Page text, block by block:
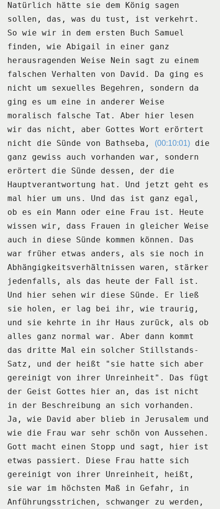
Natürlich hätte sie dem König sagen
sollen, das, was du tust, ist verkehrt.
So wie wir in dem ersten Buch Samuel
finden, wie Abigail in einer ganz
herausragenden Weise
Nein sagt zu einem
falschen Verhalten von David.
Da ging es
nicht um sexuelles Begehren, sondern da
ging es um eine in anderer Weise
moralisch
falsche Tat.
Aber hier lesen
wir das nicht, aber Gottes Wort erörtert
nicht die Sünde von Bathseba,
(00:10:01)
die
ganz gewiss auch vorhanden war, sondern
erörtert die Sünde dessen, der die
Hauptverantwortung
hat.
Und jetzt geht es
mal hier um uns.
Und das ist ganz egal,
ob es ein Mann oder eine Frau ist.
Heute
wissen wir, dass Frauen in gleicher Weise
auch in diese Sünde kommen können.
Das
war früher etwas anders, als sie noch in
Abhängigkeitsverhältnissen waren, stärker
jedenfalls, als das heute der Fall ist.
Und hier sehen wir diese Sünde.
Er ließ
sie holen, er lag bei ihr, wie traurig,
und sie kehrte in ihr Haus zurück, als ob
alles ganz normal war.
Aber dann kommt
das dritte Mal ein solcher Stillstands-
Satz, und der heißt "sie hatte
sich aber
gereinigt von ihrer Unreinheit".
Das fügt
der Geist Gottes hier an, das ist nicht
in der Beschreibung an sich vorhanden.
Ja, wie David aber blieb in Jerusalem und
wie die Frau war sehr schön von Aussehen.
Gott macht einen Stopp und sagt, hier ist
etwas passiert.
Diese Frau hatte sich
gereinigt von ihrer Unreinheit, heißt,
sie war im höchsten Maß
in Gefahr, in
Anführungsstrichen, schwanger zu werden,